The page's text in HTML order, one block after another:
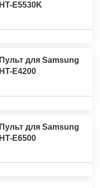
HT-E5530K
Пульт для Samsung
HT-E4200
Пульт для Samsung
HT-E6500